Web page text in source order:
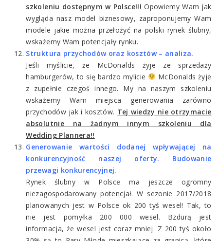
szkoleniu dostępnym w Polsce!!! Opowiemy Wam jak
wygląda nasz model biznesowy, zaproponujemy Wam
modele jakie można przełożyć na polski rynek ślubny,
wskażemy Wam potencjały rynku.
Struktura przychodów oraz kosztów – analiza.
Jeśli myślicie, że McDonalds żyje ze sprzedaży
hamburgerów, to się bardzo mylicie
McDonalds żyje
z zupełnie czegoś innego. My na naszym szkoleniu
wskażemy Wam miejsca generowania zarówno
przychodów jak i kosztów. Tej wiedzy nie otrzymacie
absolutnie na żadnym innym szkoleniu dla
Wedding Plannera!!
Generowanie wartości dodanej wpływającej na
konkurencyjność naszej oferty. Budowanie
przewagi konkurencyjnej.
Rynek ślubny w Polsce ma jeszcze ogromny
niezagospodarowany potencjał. W sezonie 2017/2018
planowanych jest w Polsce ok 200 tyś wesel! Tak, to
nie jest pomyłka 200 000 wesel. Bzdurą jest
informacja, że wesel jest coraz mniej. Z 200 tyś około